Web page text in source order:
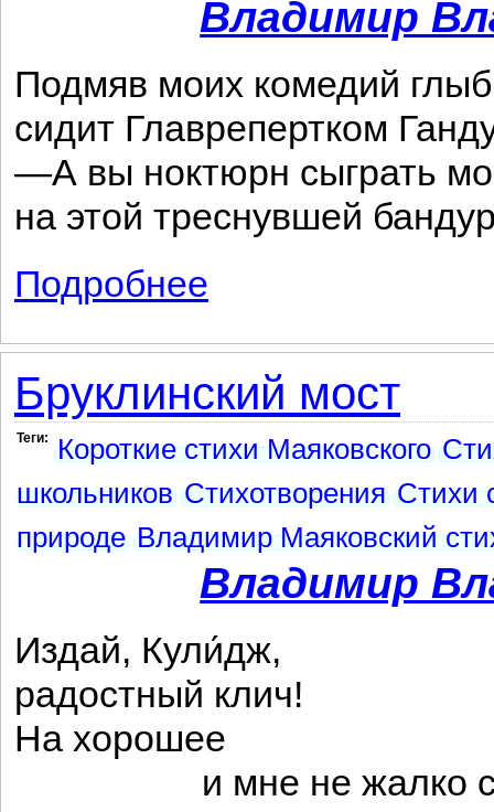
Владимир
Подмяв моих комедий
сидит Главрепертком
—А вы ноктюрн сыграть
на этой треснувшей
Подробнее
Бруклинский мост
Теги: Короткие стихи Маяковского
школьников Стихотворения Стихи
природе Владимир Маяковский
Владимир
Издай, Кули́дж,
радостный клич!
На хорошее
и мне не жалко